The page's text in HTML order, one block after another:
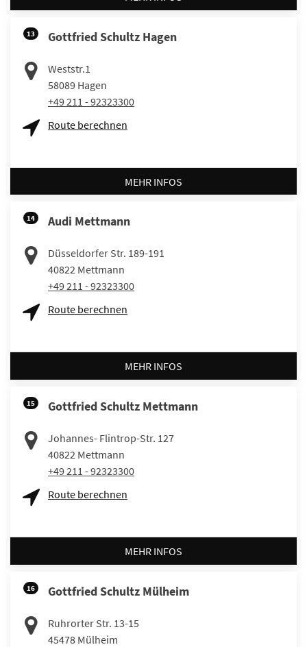
13 Gottfried Schultz Hagen
Weststr.1
58089 Hagen
+49 211 - 92323300
Route berechnen
MEHR INFOS
14 Audi Mettmann
Düsseldorfer Str. 189-191
40822 Mettmann
+49 211 - 92323300
Route berechnen
MEHR INFOS
15 Gottfried Schultz Mettmann
Johannes- Flintrop-Str. 127
40822 Mettmann
+49 211 - 92323300
Route berechnen
MEHR INFOS
16 Gottfried Schultz Mülheim
Ruhrorter Str. 13-15
45478 Mülheim